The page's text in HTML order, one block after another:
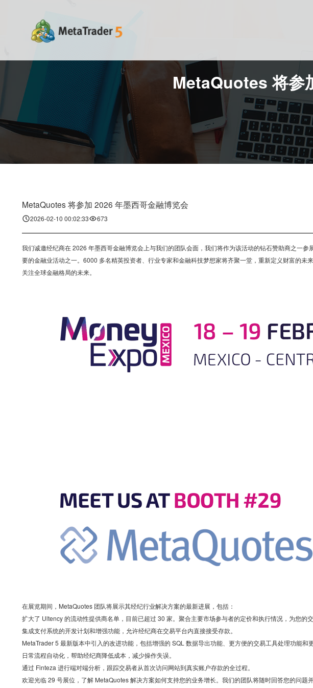
MetaQuotes 将参
MetaQuotes 将参加 2026 年墨西哥金融博览会
2026-02-10 00:02:33 673
我们诚邀经纪商在 2026 年墨西哥金融博览会上与我们的团队会面，我们将作为该活动的钻石赞助商之一
要的金融业活动之一。6000 多名精英投资者、行业专家和金融科技梦想家将齐聚一堂，重新定义财富的
关注全球金融格局的未来。
在展览期间，MetaQuotes 团队将展示其经纪行业解决方案的最新进展，包括：
扩大了 Ultency 的流动性提供商名单，目前已超过 30 家。聚合主要市场参与者的定价和执行情况，为您的
集成支付系统的开发计划和增强功能，允许经纪商在交易平台内直接接受存款。
MetaTrader 5 最新版本中引入的改进功能，包括增强的 SQL 数据导出功能、更方便的交易工具处理功能和更
日常流程自动化，帮助经纪商降低成本，减少操作失误。
通过 Finteza 进行端对端分析，跟踪交易者从首次访问网站到真实账户存款的全过程。
欢迎光临 29 号展位，了解 MetaQuotes 解决方案如何支持您的业务增长。我们的团队将随时回答您的问题并